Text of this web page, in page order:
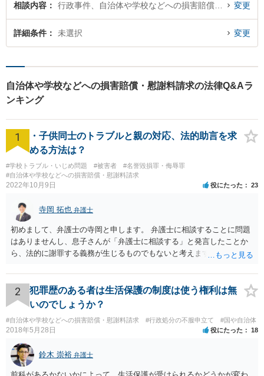
相談内容 変更
詳細条件 未選択 変更
自治体や学校などへの損害賠償・慰謝料請求の法律Q&Aラ
ンキング
1
・子供同士のトラブルと親の対応、法的助言を求
める方法は？
#学校トラブル・いじめ問題 #被害者
#名誉毀損罪・侮辱罪
#自治体や学校などへの損害賠償・慰謝料請求
2022年10月9日 役にたった 23
寺岡 拓也 弁護士
初めまして、弁護士の寺岡と申します。 弁護士に相談することに問題
はありませんし、息子さんが「弁護士に相談する」と発言したことか
ら、法的に謝罪する義務が生じるものでもないと考えます。 経緯から
す。 子どもの専門相談窓口もありますし、一度相談だけでもしてはい
かがでしょうか。
2
犯罪歴のある者は生活保護の制度は使う権利は無
いのでしょうか？
#自治体や学校などへの損害賠償・慰謝料請求 #行政処分の不服申立て #国や自治体
2018年5月28日 役にたった 18
鈴木 崇裕 弁護士